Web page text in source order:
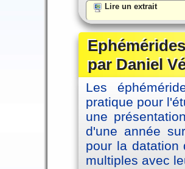
Lire un extrait
par Daniel
Les
pratique pour
une
d'une année
pour la datation
multiples avec